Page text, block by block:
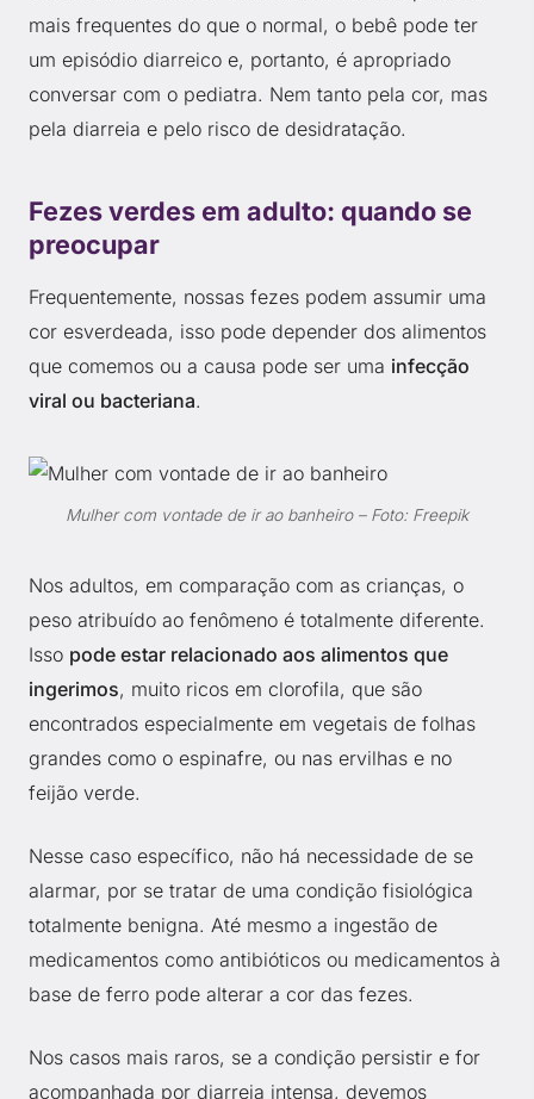
mais frequentes do que o normal, o bebê pode ter
um episódio diarreico e, portanto, é apropriado
conversar com o pediatra. Nem tanto pela cor, mas
pela diarreia e pelo risco de desidratação.
Fezes verdes em adulto: quando se
preocupar
Frequentemente, nossas fezes podem assumir uma
cor esverdeada, isso pode depender dos alimentos
que comemos ou a causa pode ser uma infecção
viral ou bacteriana.
Mulher com vontade de ir ao banheiro – Foto: Freepik
Nos adultos, em comparação com as crianças, o
peso atribuído ao fenômeno é totalmente diferente.
Isso pode estar relacionado aos alimentos que
ingerimos, muito ricos em clorofila, que são
encontrados especialmente em vegetais de folhas
grandes como o espinafre, ou nas ervilhas e no
feijão verde.
Nesse caso específico, não há necessidade de se
alarmar, por se tratar de uma condição fisiológica
totalmente benigna. Até mesmo a ingestão de
medicamentos como antibióticos ou medicamentos à
base de ferro pode alterar a cor das fezes.
Nos casos mais raros, se a condição persistir e for
acompanhada por diarreia intensa, devemos